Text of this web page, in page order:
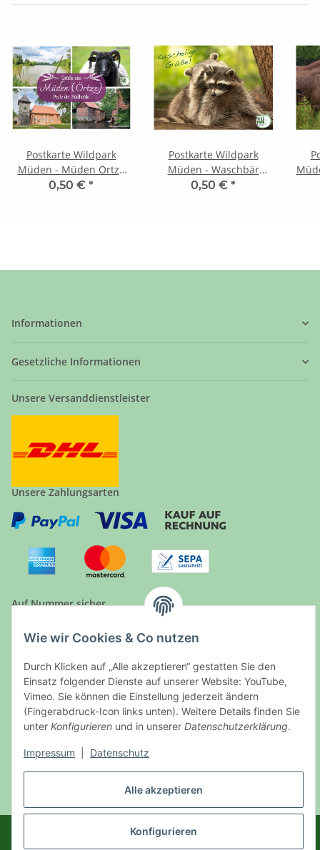
Alle akzeptieren
Konfigurieren
Wie wir Cookies & Co nutzen
Durch Klicken auf „Alle akzeptieren“ gestatten Sie den
Einsatz folgender Dienste auf unserer Website: YouTube,
Vimeo. Sie können die Einstellung jederzeit ändern
(Fingerabdruck-Icon links unten). Weitere Details finden Sie
unter Konfigurieren und in unserer Datenschutzerklärung.
Impressum Datenschutz
Postkarte Wildpark
Müden - Müden Örtze
(Motiv 26)
0,50 € *
Postkarte Wildpark
Müden - Waschbär
(Motiv 27)
0,50 € *
Informationen
Gesetzliche Informationen
Unsere Versanddienstleister
Unsere Zahlungsarten
Auf Nummer sicher
Ein Partnershop der
Vertrag widerrufen
* Alle Preise inkl. gesetzlicher USt., zzgl.Versand
© Wildpark Müden Besucherzähler: 1723682